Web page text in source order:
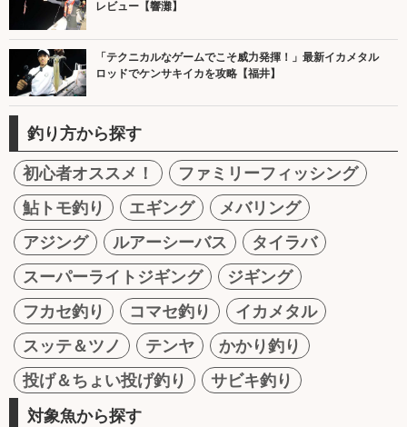
レビュー【響灘】
「テクニカルなゲームでこそ威力発揮！」最新イカメタル
ロッドでケンサキイカを攻略【福井】
釣り方から探す
初心者オススメ！
ファミリーフィッシング
鮎トモ釣り
エギング
メバリング
アジング
ルアーシーバス
タイラバ
スーパーライトジギング
ジギング
フカセ釣り
コマセ釣り
イカメタル
スッテ＆ツノ
テンヤ
かかり釣り
投げ＆ちょい投げ釣り
サビキ釣り
対象魚から探す